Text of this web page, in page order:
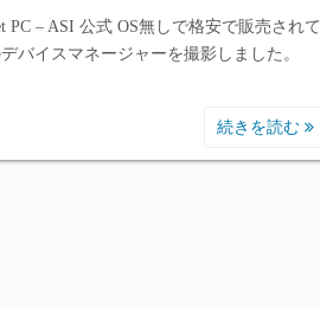
PC – ASI 公式 OS無しで格安で販売されて
バイスマネージャーを撮影しました。
続きを読む